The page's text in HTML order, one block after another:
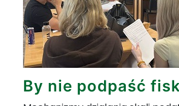
By nie podpaść